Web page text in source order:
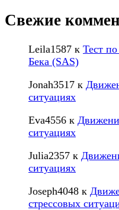
Свежие
Leila1587 к Тест
Бека (SAS)
Jonah3517 к
ситуациях
Eva4556 к
ситуациях
Julia2357 к
ситуациях
Joseph4048 к
стрессовых